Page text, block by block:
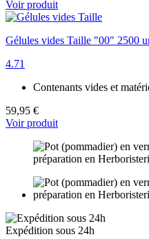
Voir produit
Gélules vides Taille "00" 2500
4.71
Contenants vides et
59,95 €
Voir produit
Expédition sous 24h